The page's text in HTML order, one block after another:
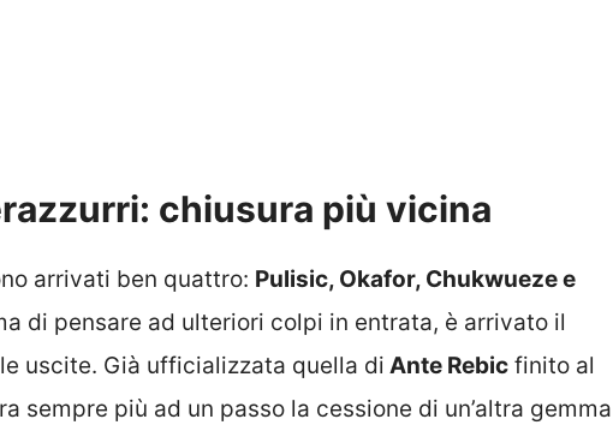
chiusura più vicina
arrivati ben quattro: Pulisic, Okafor, Chukwueze e
di pensare ad ulteriori colpi in entrata, è arrivato il
uscite. Già ufficializzata quella di Ante Rebic finito al
sempre più ad un passo la cessione di un’altra gemma